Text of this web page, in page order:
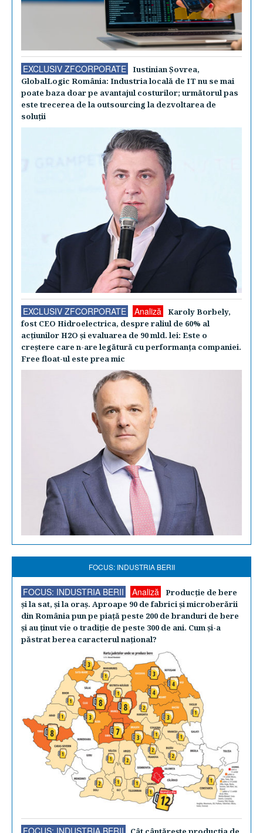
EXCLUSIV ZFCORPORATE
Iustinian Şovrea,
GlobalLogic România: Industria locală de IT nu se mai
poate baza doar pe avantajul costurilor; următorul pas
este trecerea de la outsourcing la dezvoltarea de
soluţii
EXCLUSIV ZFCORPORATE Analiză
Karoly Borbely,
fost CEO Hidroelectrica, despre raliul de 60% al
acţiunilor H2O şi evaluarea de 90 mld. lei: Este o
creştere care n-are legătură cu performanţa companiei.
Free float-ul este prea mic
FOCUS: INDUSTRIA BERII
FOCUS: INDUSTRIA BERII Analiză
Producţie de bere
şi la sat, şi la oraş. Aproape 90 de fabrici şi microberării
din România pun pe piaţă peste 200 de branduri de bere
şi au ţinut vie o tradiţie de peste 300 de ani. Cum şi-a
păstrat berea caracterul naţional?